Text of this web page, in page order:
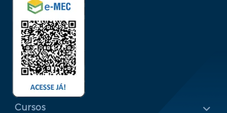
Menu Rodapé 1
Cursos